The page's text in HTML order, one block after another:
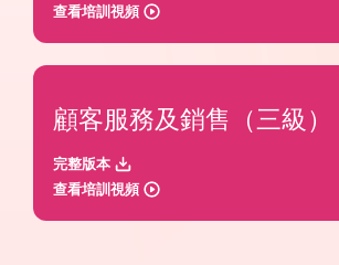
查看培訓視頻
顧客服務及銷售（三級）
完整版本
查看培訓視頻